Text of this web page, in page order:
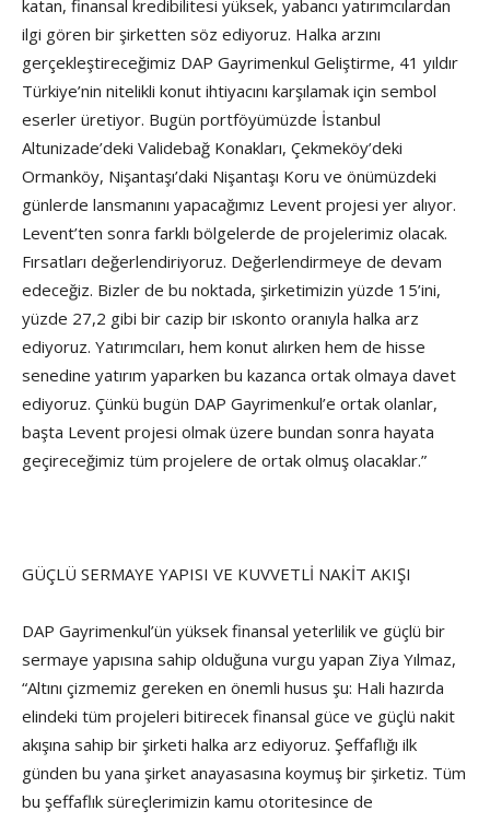
katan, finansal kredibilitesi yüksek, yabancı yatırımcılardan
ilgi gören bir şirketten söz ediyoruz. Halka arzını
gerçekleştireceğimiz DAP Gayrimenkul Geliştirme, 41 yıldır
Türkiye’nin nitelikli konut ihtiyacını karşılamak için sembol
eserler üretiyor. Bugün portföyümüzde İstanbul
Altunizade’deki Validebağ Konakları, Çekmeköy’deki
Ormanköy, Nişantaşı’daki Nişantaşı Koru ve önümüzdeki
günlerde lansmanını yapacağımız Levent projesi yer alıyor.
Levent’ten sonra farklı bölgelerde de projelerimiz olacak.
Fırsatları değerlendiriyoruz. Değerlendirmeye de devam
edeceğiz. Bizler de bu noktada, şirketimizin yüzde 15’ini,
yüzde 27,2 gibi bir cazip bir ıskonto oranıyla halka arz
ediyoruz. Yatırımcıları, hem konut alırken hem de hisse
senedine yatırım yaparken bu kazanca ortak olmaya davet
ediyoruz. Çünkü bugün DAP Gayrimenkul’e ortak olanlar,
başta Levent projesi olmak üzere bundan sonra hayata
geçireceğimiz tüm projelere de ortak olmuş olacaklar.”
GÜÇLÜ SERMAYE YAPISI VE KUVVETLİ NAKİT AKIŞI
DAP Gayrimenkul’ün yüksek finansal yeterlilik ve güçlü bir
sermaye yapısına sahip olduğuna vurgu yapan Ziya Yılmaz,
“Altını çizmemiz gereken en önemli husus şu: Hali hazırda
elindeki tüm projeleri bitirecek finansal güce ve güçlü nakit
akışına sahip bir şirketi halka arz ediyoruz. Şeffaflığı ilk
günden bu yana şirket anayasasına koymuş bir şirketiz. Tüm
bu şeffaflık süreçlerimizin kamu otoritesince de